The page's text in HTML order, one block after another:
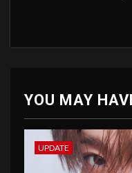
YOU MAY
UPDATE